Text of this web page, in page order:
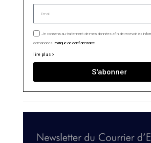
Je consens au traitement de mes données afin de recevoir les
demandées.Politique de confidentialité
lire plus >
S'abonner